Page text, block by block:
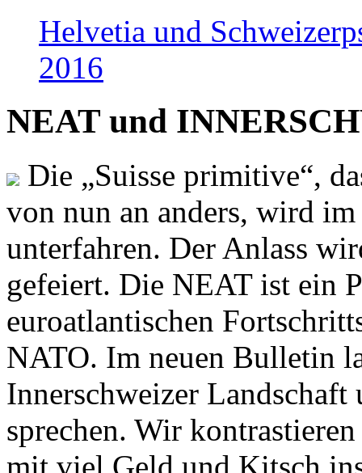
Helvetia und
2016
NEAT und
Die „Suisse primitive“,
von nun an anders, wird
unterfahren. Der Anlass
gefeiert. Die NEAT ist ein
euroatlantischen
NATO. Im neuen Bulletin
Innerschweizer
sprechen. Wir